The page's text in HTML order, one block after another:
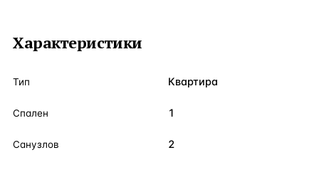
Характеристики
Тип Квартира
Спален 1
Санузлов 2